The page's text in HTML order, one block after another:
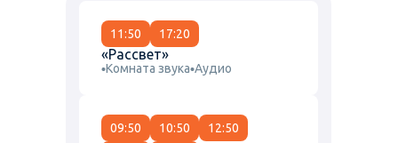
11:50 17:20
«Рассвет»
Комната звука Аудио
09:50 10:50
12:50